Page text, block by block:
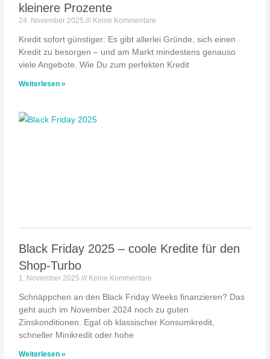
kleinere Prozente
24. November 2025 Keine Kommentare
Kredit sofort günstiger: Es gibt allerlei Gründe, sich einen
Kredit zu besorgen – und am Markt mindestens genauso
viele Angebote. Wie Du zum perfekten Kredit
Weiterlesen »
Black Friday 2025 – coole Kredite für den
Shop-Turbo
1. November 2025 Keine Kommentare
Schnäppchen an den Black Friday Weeks finanzieren? Das
geht auch im November 2024 noch zu guten
Zinskonditionen. Egal ob klassischer Konsumkredit,
schneller Minikredit oder hohe
Weiterlesen »